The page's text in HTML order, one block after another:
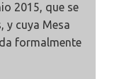
2015, que se
y cuya Mesa
formalmente